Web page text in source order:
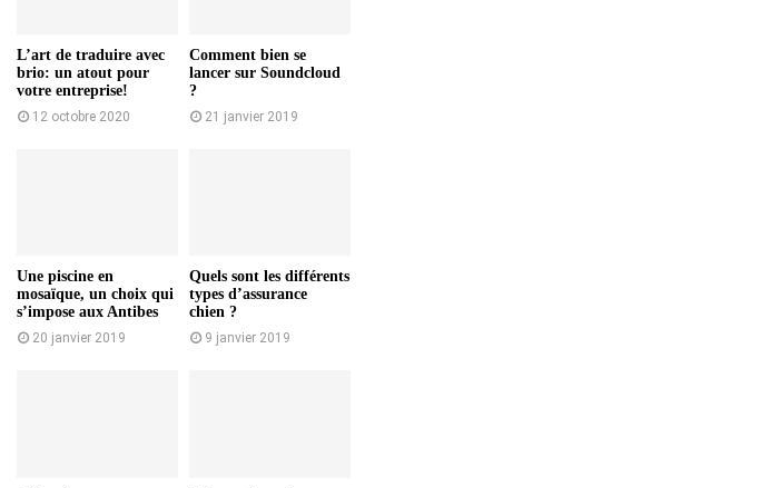
L’art de traduire avec
brio: un atout pour
votre entreprise!
12 octobre 2020
Comment bien se
lancer sur Soundcloud
?
21 janvier 2019
Une piscine en
mosaïque, un choix qui
s’impose aux Antibes
20 janvier 2019
Quels sont les différents
types d’assurance
chien ?
9 janvier 2019